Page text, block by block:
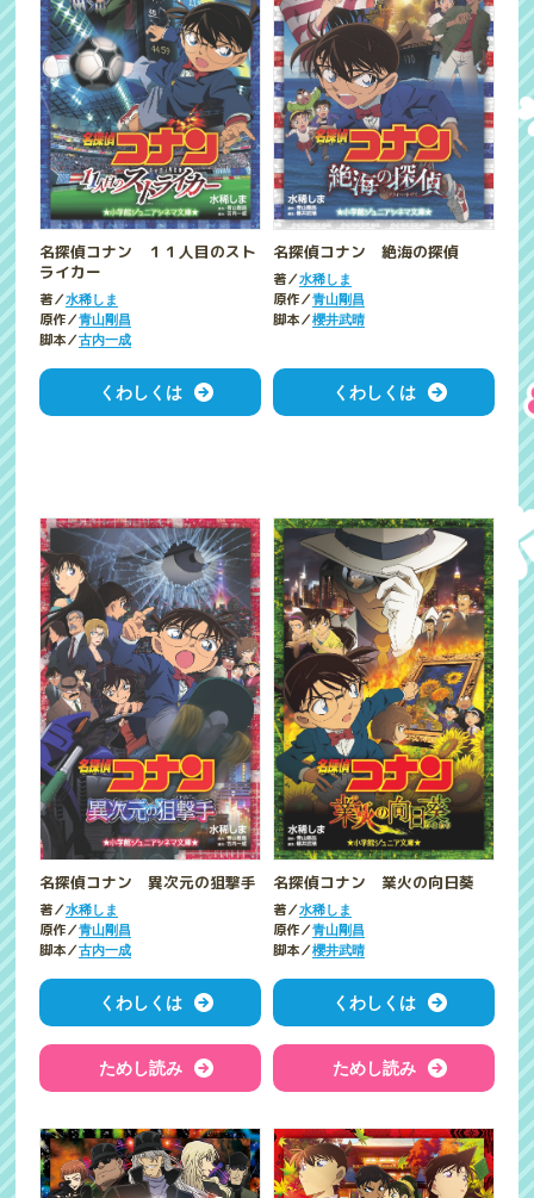
名探偵コナン １１人目のスト
ライカー
著／水稀しま
原作／青山剛昌
脚本／古内一成
くわしくは
名探偵コナン 絶海の探偵
著／水稀しま
原作／青山剛昌
脚本／櫻井武晴
くわしくは
名探偵コナン 異次元の狙撃手
著／水稀しま
原作／青山剛昌
脚本／古内一成
くわしくは
ためし読み
名探偵コナン 業火の向日葵
著／水稀しま
原作／青山剛昌
脚本／櫻井武晴
くわしくは
ためし読み